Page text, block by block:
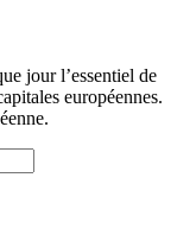
jour l’essentiel de
européennes.